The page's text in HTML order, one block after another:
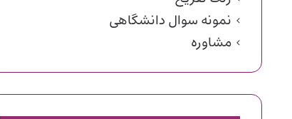
نمونه سوال دانشگاهی
مشاوره